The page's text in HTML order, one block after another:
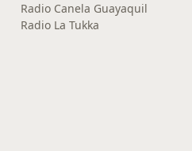
Radio Canela Guayaquil
Radio La Tukka